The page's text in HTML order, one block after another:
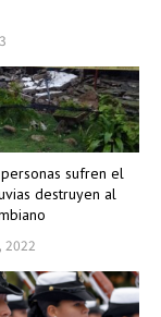
sufren el
destruyen al
2022